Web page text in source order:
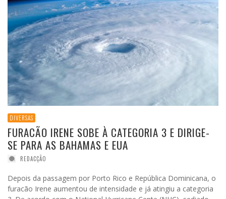
DIVERSAS
FURACÃO IRENE SOBE À CATEGORIA 3 E DIRIGE-
SE PARA AS BAHAMAS E EUA
REDACÇÃO
Depois da passagem por Porto Rico e República Dominicana, o
furacão Irene aumentou de intensidade e já atingiu a categoria